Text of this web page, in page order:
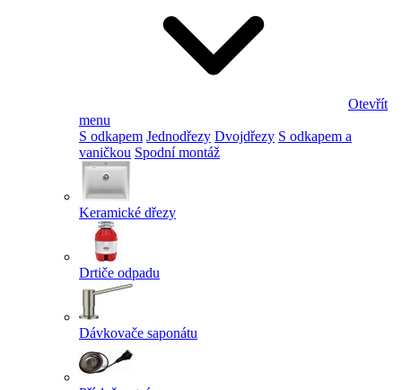
Otevřít
menu
S odkapem Jednodřezy Dvojdřezy S odkapem a
vaničkou Spodní montáž
Keramické dřezy
Drtiče odpadu
Dávkovače saponátu